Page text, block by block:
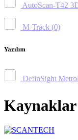
AutoScan-T42
M-Track (0)
Yazılım
DefinSight